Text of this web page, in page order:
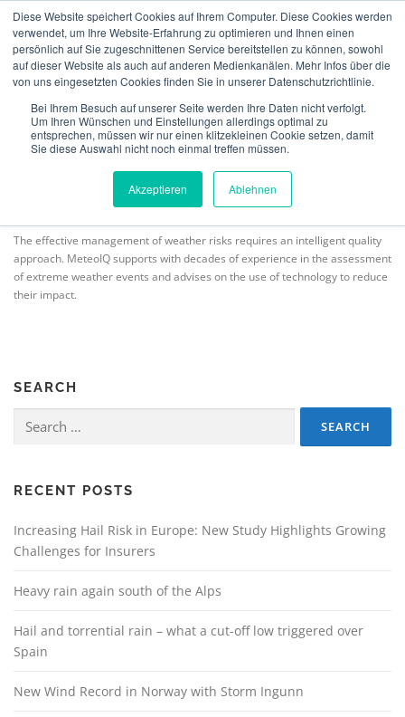
Diese Website speichert Cookies auf Ihrem Computer. Diese Cookies werden
verwendet, um Ihre Website-Erfahrung zu optimieren und Ihnen einen
persönlich auf Sie zugeschnittenen Service bereitstellen zu können, sowohl
auf dieser Website als auch auf anderen Medienkanälen. Mehr Infos über die
von uns eingesetzten Cookies finden Sie in unserer Datenschutzrichtlinie.
Bei Ihrem Besuch auf unserer Seite werden Ihre Daten nicht verfolgt.
Um Ihren Wünschen und Einstellungen allerdings optimal zu
entsprechen, müssen wir nur einen klitzekleinen Cookie setzen, damit
Sie diese Auswahl nicht noch einmal treffen müssen.
Akzeptieren Ablehnen
content
ABOUT US INSURANCE VERIFICATION
TECHNOLOGY TEAM NEWS CONTACT
ENGLISH
Deutsch
OUR VISION
Our vision
The effective management of weather risks requires an intelligent quality
approach. MeteoIQ supports with decades of experience in the assessment
of extreme weather events and advises on the use of technology to reduce
their impact.
SEARCH
for:
RECENT POSTS
Increasing Hail Risk in Europe: New Study Highlights Growing
Challenges for Insurers
Heavy rain again south of the Alps
Hail and torrential rain – what a cut-off low triggered over
Spain
New Wind Record in Norway with Storm Ingunn